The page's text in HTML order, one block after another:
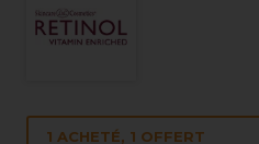
1 ACHETÉ, 1 OFFERT